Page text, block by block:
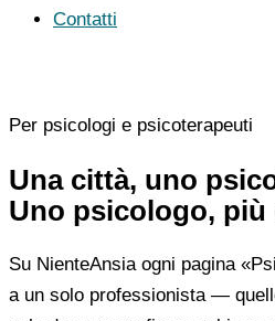
Contatti
Per psicologi e psicoterapeuti
Una città, uno
Uno psicologo, più
Su NienteAnsia ogni pagina
a un solo professionista —